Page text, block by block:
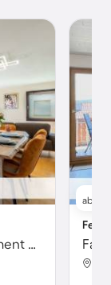
Familienfreundliches tolles Apartment mit Garten und Terrasse | Bergblick | Ideal für Homeoffice | Hunde erlaubt
ab